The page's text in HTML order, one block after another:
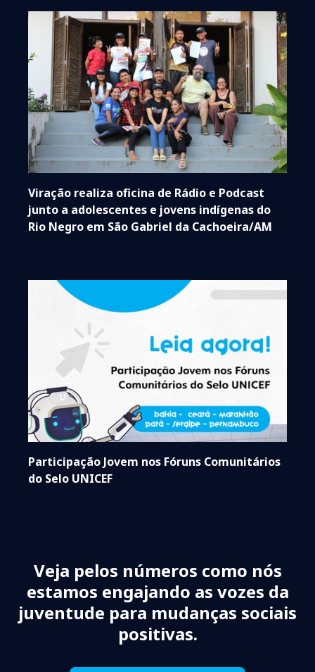
Viração realiza oficina de Rádio e Podcast
junto a adolescentes e jovens indígenas do
Rio Negro em São Gabriel da Cachoeira/AM
Participação Jovem nos Fóruns Comunitários
do Selo UNICEF
Veja pelos números como nós
estamos engajando as vozes da
juventude para mudanças sociais
positivas.